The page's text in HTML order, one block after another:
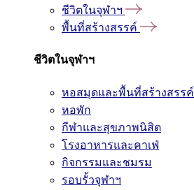
ชีวิตในจุฬาฯ
พื้นที่สร้างสรรค์
ชีวิตในจุฬาฯ
หอสมุดและพื้นที่สร้างสรรค์
หอพัก
กีฬาและสุขภาพนิสิต
โรงอาหารและคาเฟ่
กิจกรรมและชมรม
รอบรั้วจุฬาฯ